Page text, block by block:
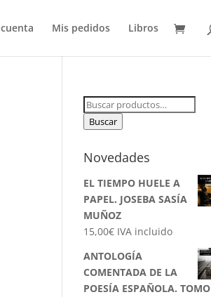
Mis pedidos Libros
Buscar
por:
Buscar
Novedades
EL TIEMPO HUELE A
PAPEL. JOSEBA SASÍA
MUÑOZ
15,00€ IVA incluido
ANTOLOGÍA
COMENTADA DE LA
POESÍA ESPAÑOLA. TOMO